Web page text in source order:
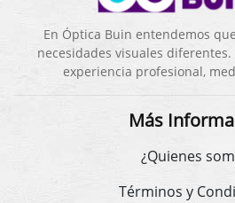
En Óptica Buin entendemos
necesidades visuales diferentes.
experiencia profesional,
Más
¿Quienes
Términos y